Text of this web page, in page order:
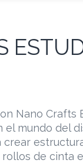
Nano Crafts
el mundo del
de cinta